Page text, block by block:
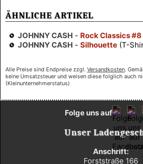
ÄHNLICHE ARTIKEL
JOHNNY CASH - Rock Classics #8
JOHNNY CASH - Silhouette (T-
Alle Preise sind Endpreise zzgl. Versandkosten.
keine Umsatzsteuer und weisen diese folglich auch
(Kleinunternehmerstatus)
Unser
Anschrift:
Forststraße 166
Folge uns auf